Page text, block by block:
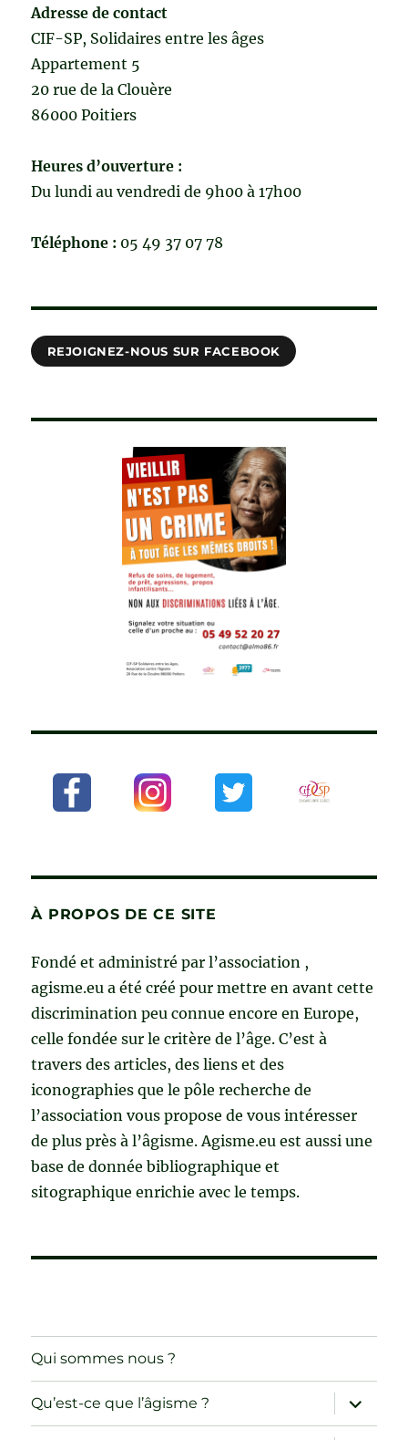
Adresse de contact
CIF-SP, Solidaires entre les âges
Appartement 5
20 rue de la Clouère
86000 Poitiers
Heures d’ouverture :
Du lundi au vendredi de 9h00 à 17h00
Téléphone : 05 49 37 07 78
REJOIGNEZ-NOUS SUR FACEBOOK
À PROPOS DE CE SITE
Fondé et administré par l’association ,
agisme.eu a été créé pour mettre en avant cette
discrimination peu connue encore en Europe,
celle fondée sur le critère de l’âge. C’est à
travers des articles, des liens et des
iconographies que le pôle recherche de
l’association vous propose de vous intéresser
de plus près à l’âgisme. Agisme.eu est aussi une
base de donnée bibliographique et
sitographique enrichie avec le temps.
Qui sommes nous ?
Qu’est-ce que l’âgisme ?
ouvrir
le
sous-